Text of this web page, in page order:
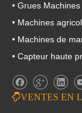
• Grues Machines
• Machines
• Machines de
• Capteur haute
VENTES EN